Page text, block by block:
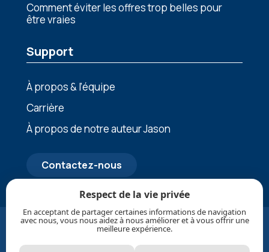
Comment éviter les offres trop belles pour
être vraies
Support
À propos & l’équipe
Carrière
À propos de notre auteur Jason
Contactez-nous
© Mis à jour en Août, 2026 1Clean Air Inc. Tous droits
protection des renseignements personnels
Respect de la vie privée
En acceptant de partager certaines informations de navigation
avec nous, vous nous aidez à nous améliorer et à vous offrir une
meilleure expérience.